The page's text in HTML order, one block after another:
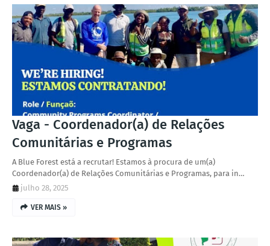
Vaga - Coordenador(a) de Relações
Comunitárias e Programas
A Blue Forest está a recrutar! Estamos à procura de um(a)
Coordenador(a) de Relações Comunitárias e Programas, para in…
julho 28, 2025
VER MAIS »